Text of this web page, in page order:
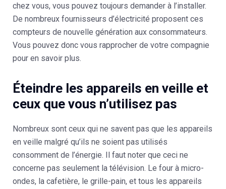
chez vous, vous pouvez toujours demander à l’installer.
De nombreux fournisseurs d’électricité proposent ces
compteurs de nouvelle génération aux consommateurs.
Vous pouvez donc vous rapprocher de votre compagnie
pour en savoir plus.
Éteindre les appareils en veille et
ceux que vous n’utilisez pas
Nombreux sont ceux qui ne savent pas que les appareils
en veille malgré qu’ils ne soient pas utilisés
consomment de l’énergie. Il faut noter que ceci ne
concerne pas seulement la télévision. Le four à micro-
ondes, la cafetière, le grille-pain, et tous les appareils